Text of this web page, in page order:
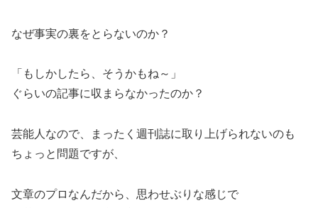
なぜ事実の裏をとらないのか？
「もしかしたら、そうかもね～」
ぐらいの記事に収まらなかったのか？
芸能人なので、まったく週刊誌に取り上げられないのも
ちょっと問題ですが、
文章のプロなんだから、思わせぶりな感じで